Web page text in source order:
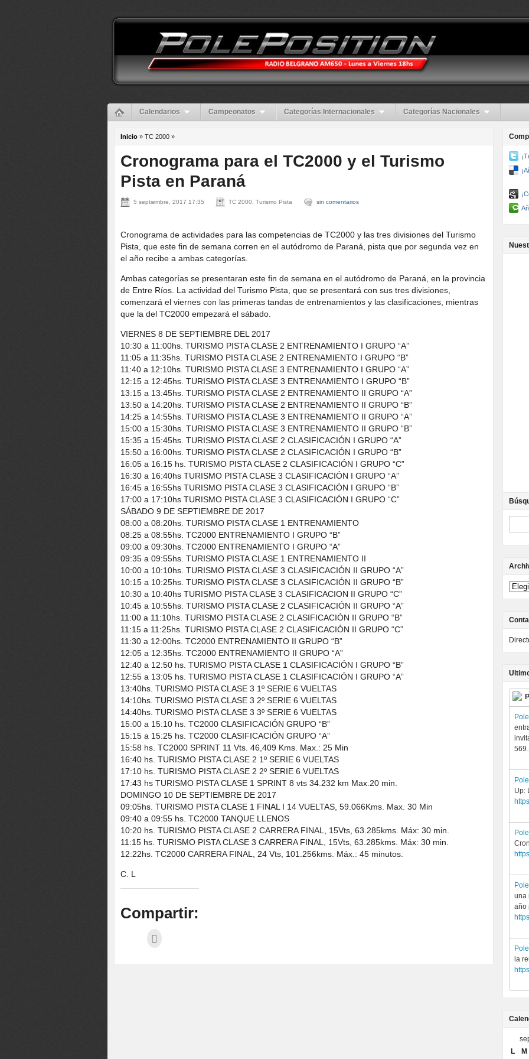
Calendarios Campeonatos Categorías Internacionales Categorías Nacionales
Inicio » TC 2000 »
Cronograma para el TC2000 y el Turismo
Pista en Paraná
5 septiembre, 2017 17:35 TC 2000, Turismo Pista sin comentarios
Cronograma de actividades para las competencias de TC2000 y las tres divisiones del Turismo
Pista, que este fin de semana corren en el autódromo de Paraná, pista que por segunda vez en
el año recibe a ambas categorías.
Ambas categorías se presentaran este fin de semana en el autódromo de Paraná, en la provincia
de Entre Ríos. La actividad del Turismo Pista, que se presentará con sus tres divisiones,
comenzará el viernes con las primeras tandas de entrenamientos y las clasificaciones, mientras
que la del TC2000 empezará el sábado.
VIERNES 8 DE SEPTIEMBRE DEL 2017
10:30 a 11:00hs. TURISMO PISTA CLASE 2 ENTRENAMIENTO I GRUPO “A”
11:05 a 11:35hs. TURISMO PISTA CLASE 2 ENTRENAMIENTO I GRUPO “B”
11:40 a 12:10hs. TURISMO PISTA CLASE 3 ENTRENAMIENTO I GRUPO “A”
12:15 a 12:45hs. TURISMO PISTA CLASE 3 ENTRENAMIENTO I GRUPO “B”
13:15 a 13:45hs. TURISMO PISTA CLASE 2 ENTRENAMIENTO II GRUPO “A”
13:50 a 14:20hs. TURISMO PISTA CLASE 2 ENTRENAMIENTO II GRUPO “B”
14:25 a 14:55hs. TURISMO PISTA CLASE 3 ENTRENAMIENTO II GRUPO “A”
15:00 a 15:30hs. TURISMO PISTA CLASE 3 ENTRENAMIENTO II GRUPO “B”
15:35 a 15:45hs. TURISMO PISTA CLASE 2 CLASIFICACIÓN I GRUPO “A”
15:50 a 16:00hs. TURISMO PISTA CLASE 2 CLASIFICACIÓN I GRUPO “B”
16:05 a 16:15 hs. TURISMO PISTA CLASE 2 CLASIFICACIÓN I GRUPO “C”
16:30 a 16:40hs TURISMO PISTA CLASE 3 CLASIFICACIÓN I GRUPO “A”
16:45 a 16:55hs TURISMO PISTA CLASE 3 CLASIFICACIÓN I GRUPO “B”
17:00 a 17:10hs TURISMO PISTA CLASE 3 CLASIFICACIÓN I GRUPO “C”
SÁBADO 9 DE SEPTIEMBRE DE 2017
08:00 a 08:20hs. TURISMO PISTA CLASE 1 ENTRENAMIENTO
08:25 a 08:55hs. TC2000 ENTRENAMIENTO I GRUPO “B”
09:00 a 09:30hs. TC2000 ENTRENAMIENTO I GRUPO “A”
09:35 a 09:55hs. TURISMO PISTA CLASE 1 ENTRENAMIENTO II
10:00 a 10:10hs. TURISMO PISTA CLASE 3 CLASIFICACIÓN II GRUPO “A”
10:15 a 10:25hs. TURISMO PISTA CLASE 3 CLASIFICACIÓN II GRUPO “B”
10:30 a 10:40hs TURISMO PISTA CLASE 3 CLASIFICACION II GRUPO “C”
10:45 a 10:55hs. TURISMO PISTA CLASE 2 CLASIFICACIÓN II GRUPO “A”
11:00 a 11:10hs. TURISMO PISTA CLASE 2 CLASIFICACIÓN II GRUPO “B”
11:15 a 11:25hs. TURISMO PISTA CLASE 2 CLASIFICACIÓN II GRUPO “C”
11:30 a 12:00hs. TC2000 ENTRENAMIENTO II GRUPO “B”
12:05 a 12:35hs. TC2000 ENTRENAMIENTO II GRUPO “A”
12:40 a 12:50 hs. TURISMO PISTA CLASE 1 CLASIFICACIÓN I GRUPO “B”
12:55 a 13:05 hs. TURISMO PISTA CLASE 1 CLASIFICACIÓN I GRUPO “A”
13:40hs. TURISMO PISTA CLASE 3 1º SERIE 6 VUELTAS
14:10hs. TURISMO PISTA CLASE 3 2º SERIE 6 VUELTAS
14:40hs. TURISMO PISTA CLASE 3 3º SERIE 6 VUELTAS
15:00 a 15:10 hs. TC2000 CLASIFICACIÓN GRUPO “B”
15:15 a 15:25 hs. TC2000 CLASIFICACIÓN GRUPO “A”
15:58 hs. TC2000 SPRINT 11 Vts. 46,409 Kms. Max.: 25 Min
16:40 hs. TURISMO PISTA CLASE 2 1º SERIE 6 VUELTAS
17:10 hs. TURISMO PISTA CLASE 2 2º SERIE 6 VUELTAS
17:43 hs TURISMO PISTA CLASE 1 SPRINT 8 vts 34.232 km Max.20 min.
DOMINGO 10 DE SEPTIEMBRE DE 2017
09:05hs. TURISMO PISTA CLASE 1 FINAL I 14 VUELTAS, 59.066Kms. Max. 30 Min
09:40 a 09:55 hs. TC2000 TANQUE LLENOS
10:20 hs. TURISMO PISTA CLASE 2 CARRERA FINAL, 15Vts, 63.285kms. Máx: 30 min.
11:15 hs. TURISMO PISTA CLASE 3 CARRERA FINAL, 15Vts, 63.285kms. Máx: 30 min.
12:22hs. TC2000 CARRERA FINAL, 24 Vts, 101.256kms. Máx.: 45 minutos.
C. L
Compartir:
Up:
una
año
la
L
M